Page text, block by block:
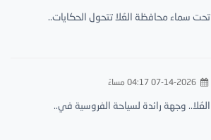
تحت سماء محافظة العُلا تتحول الحكايات..
07-14-2026 04:17 مساءً
العُلا.. وجهة رائدة لسياحة الفروسية في..